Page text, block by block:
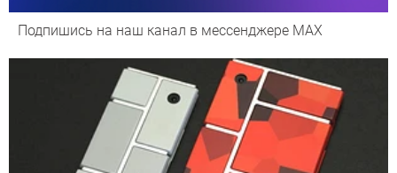
Подпишись на наш канал в мессенджере МАХ